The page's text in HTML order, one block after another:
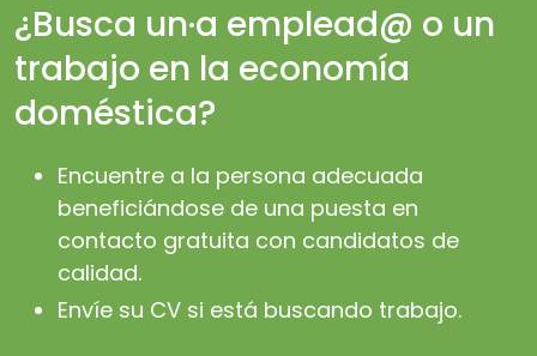
¿Busca un·a emplead@ o un
trabajo en la economía
doméstica?
Encuentre a la persona adecuada
beneficiándose de una puesta en
contacto gratuita con candidatos de
calidad.
Envíe su CV si está buscando trabajo.